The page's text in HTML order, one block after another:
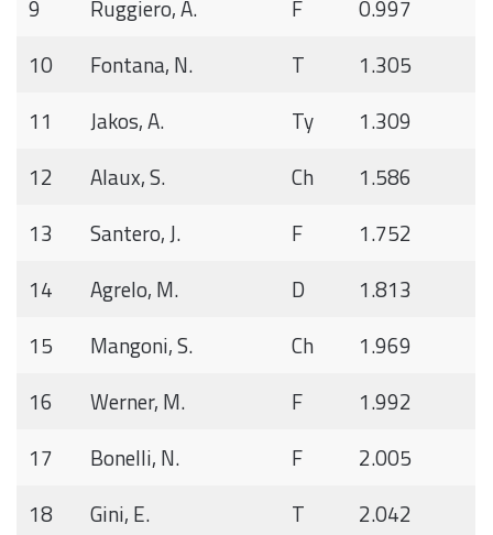
9
Ruggiero, A. F
0.997
10
Fontana, N. T
1.305
11
Jakos, A. Ty
1.309
12
Alaux, S. Ch
1.586
13
Santero, J. F
1.752
14
Agrelo, M. D
1.813
15
Mangoni, S. Ch
1.969
16
Werner, M. F
1.992
17
Bonelli, N. F
2.005
18
Gini, E. T
2.042